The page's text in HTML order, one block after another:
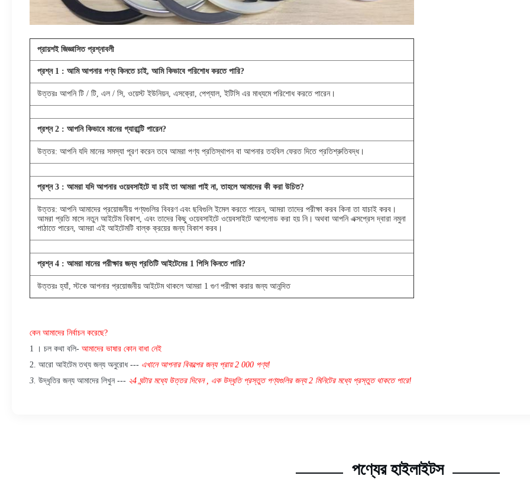
প্রায়শই জিজ্ঞাসিত প্রশ্নাবলী
প্রশ্ন 1 : আমি আপনার পণ্য কিনতে চাই, আমি কিভাবে পরিশোধ করতে পারি?
উত্তরঃ আপনি টি / টি, এল / সি, ওয়েস্ট ইউনিয়ন, এসক্রো, পেপ্যাল, ইটিসি এর মাধ্যমে পরিশোধ করতে পারেন।
প্রশ্ন 2 : আপনি কিভাবে মানের গ্যারান্টি পারেন?
উত্তর: আপনি যদি মানের সমস্যা পূরণ করেন তবে আমরা পণ্য প্রতিস্থাপন বা আপনার তহবিল ফেরত দিতে প্রতিশ্রুতিবদ্ধ।
প্রশ্ন 3 : আমরা যদি আপনার ওয়েবসাইটে যা চাই তা আমরা পাই না, তাহলে আমাদের কী করা উচিত?
উত্তর: আপনি আমাদের প্রয়োজনীয় পণ্যগুলির বিবরণ এবং ছবিগুলি ইমেল করতে পারেন, আমরা তাদের পরীক্ষা করব কিনা তা যাচাই করব।
আমরা প্রতি মাসে নতুন আইটেম বিকাশ, এবং তাদের কিছু ওয়েবসাইটে ওয়েবসাইটে আপলোড করা হয় নি। অথবা আপনি এক্সপ্রেস দ্বারা নমুনা
পাঠাতে পারেন, আমরা এই আইটেমটি বাল্ক ক্রয়ের জন্য বিকাশ করব।
প্রশ্ন 4 : আমরা মানের পরীক্ষার জন্য প্রতিটি আইটেমের 1 পিসি কিনতে পারি?
উত্তরঃ হ্যাঁ, স্টকে আপনার প্রয়োজনীয় আইটেম থাকলে আমরা 1 গুণ পরীক্ষা করার জন্য আনন্দিত
কেন আমাদের নির্বাচন করেছে?
1
। চল কথা বলি- আমাদের ভাষার কোন বাধা নেই
2. আরো আইটেম তথ্য জন্য অনুরোধ --- এখানে আপনার বিকল্পের জন্য প্রায় 2 000 পণ্য!
3. উদ্ধৃতির জন্য আমাদের লিখুন --- ২4 ঘন্টার মধ্যে উত্তর দিবেন এক উদ্ধৃতি প্রস্তুত পণ্যগুলির জন্য 2 মিনিটের মধ্যে প্রস্তুত থাকতে পারে!
পণ্যের হাইলাইটস